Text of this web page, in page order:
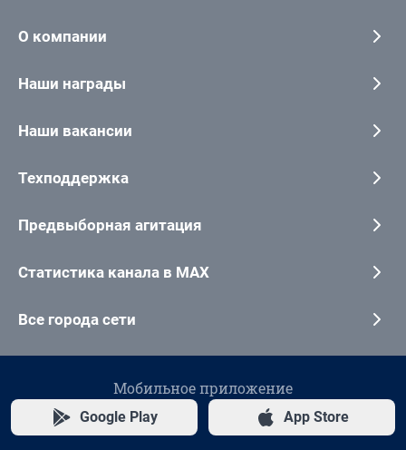
О компании
Наши награды
Наши вакансии
Техподдержка
Предвыборная агитация
Статистика канала в MAX
Все города сети
Мобильное приложение
Google Play App Store